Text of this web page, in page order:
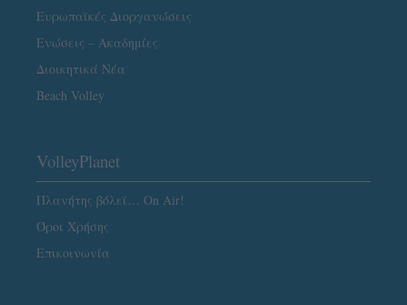
Ευρωπαϊκές Διοργανώσεις
Ενώσεις – Ακαδημίες
Διοικητικά Νέα
Beach Volley
VolleyPlanet
Πλανήτης βόλεϊ… On Air!
Όροι Χρήσης
Επικοινωνία